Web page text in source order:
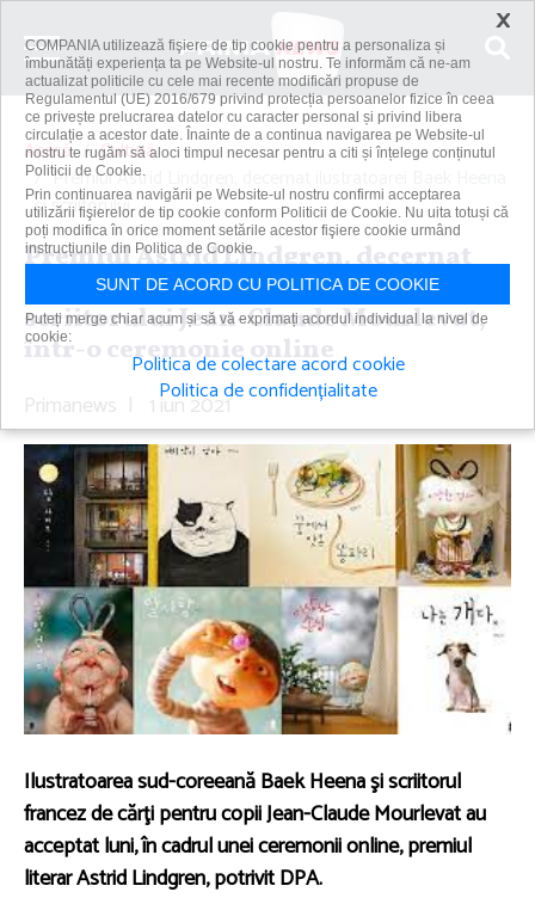
Acasă
Cultură
Premiul Astrid Lindgren, decernat ilustratoarei Baek Heena
şi scriitorului...
Premiul Astrid Lindgren, decernat
ilustratoarei Baek Heena şi
scriitorului Jean-Claude Mourlevat,
într-o ceremonie online
Primanews | 1 iun 2021
Ilustratoarea sud-coreeană Baek Heena şi scriitorul
francez de cărţi pentru copii Jean-Claude Mourlevat au
acceptat luni, în cadrul unei ceremonii online, premiul
literar Astrid Lindgren, potrivit DPA.
×
COMPANIA utilizează fişiere de tip cookie pentru a personaliza și
îmbunătăți experiența ta pe Website-ul nostru. Te informăm că ne-am
actualizat politicile cu cele mai recente modificări propuse de
Regulamentul (UE) 2016/679 privind protecția persoanelor fizice în ceea
ce privește prelucrarea datelor cu caracter personal și privind libera
circulație a acestor date. Înainte de a continua navigarea pe Website-ul
nostru te rugăm să aloci timpul necesar pentru a citi și înțelege conținutul
Politicii de Cookie.
Prin continuarea navigării pe Website-ul nostru confirmi acceptarea
utilizării fişierelor de tip cookie conform Politicii de Cookie. Nu uita totuși că
poți modifica în orice moment setările acestor fişiere cookie urmând
instrucțiunile din Politica de Cookie.
SUNT DE ACORD CU POLITICA DE COOKIE
Puteți merge chiar acum și să vă exprimați acordul individual la nivel de
cookie:
Politica de colectare acord cookie
Politica de confidențialitate